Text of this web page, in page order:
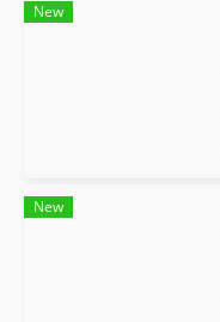
New
New